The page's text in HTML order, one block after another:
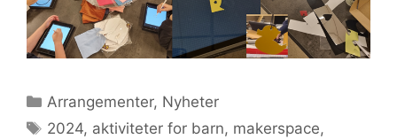
Kategorier
Arrangementer, Nyheter
Stikkord
2024, aktiviteter for barn, makerspace,